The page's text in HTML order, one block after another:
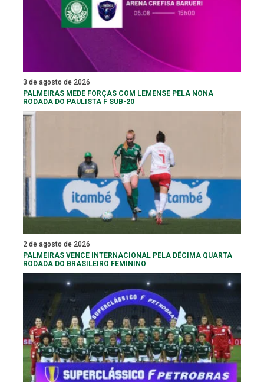
3 de agosto de 2026
PALMEIRAS MEDE FORÇAS COM LEMENSE PELA NONA
RODADA DO PAULISTA F SUB-20
2 de agosto de 2026
PALMEIRAS VENCE INTERNACIONAL PELA DÉCIMA QUARTA
RODADA DO BRASILEIRO FEMININO